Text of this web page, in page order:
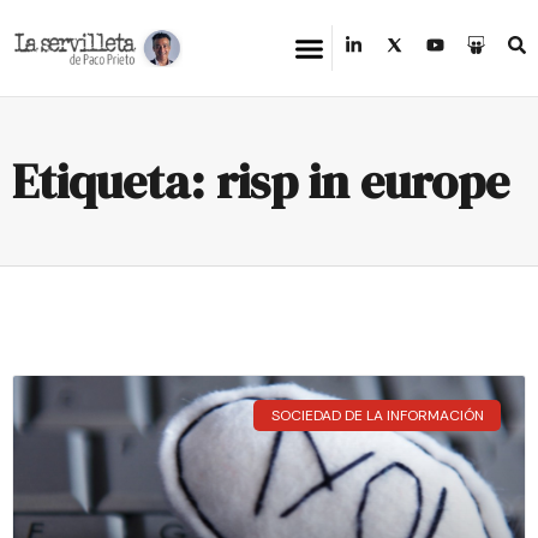
Etiqueta: risp in europe
SOCIEDAD DE LA INFORMACIÓN